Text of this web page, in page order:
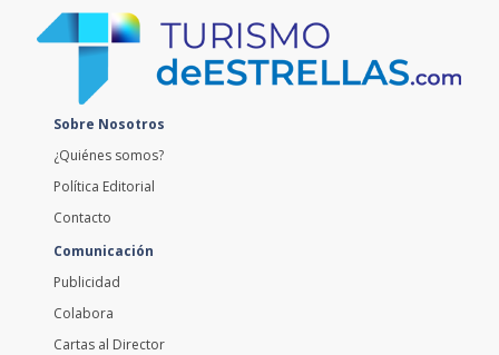
Sobre Nosotros
¿Quiénes somos?
Política Editorial
Contacto
Comunicación
Publicidad
Colabora
Cartas al Director